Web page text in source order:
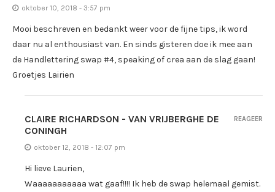
oktober 10, 2018 - 3:57 pm
Mooi beschreven en bedankt weer voor de fijne tips, ik word
daar nu al enthousiast van. En sinds gisteren doe ik mee aan
de Handlettering swap #4, speaking of crea aan de slag gaan!
Groetjes Lairien
CLAIRE RICHARDSON - VAN VRIJBERGHE DE
CONINGH
oktober 12, 2018 - 12:07 pm
Hi lieve Laurien,
Waaaaaaaaaaa wat gaaf!!!! Ik heb de swap helemaal gemist.
REAGEER